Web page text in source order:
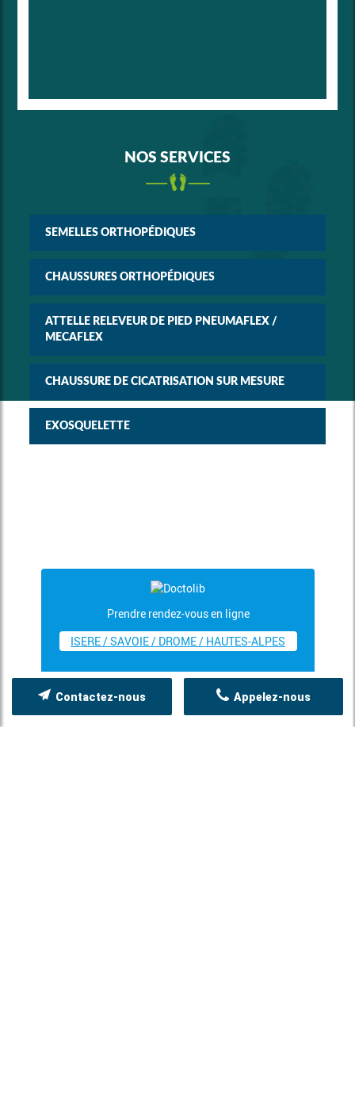
Prendre rendez-vous en ligne
ISERE / SAVOIE / DROME / HAUTES-ALPES
NOS SERVICES
SEMELLES ORTHOPÉDIQUES
CHAUSSURES ORTHOPÉDIQUES
ATTELLE RELEVEUR DE PIED PNEUMAFLEX /
MECAFLEX
CHAUSSURE DE CICATRISATION SUR MESURE
EXOSQUELETTE
Appelez-nous
Contactez-nous